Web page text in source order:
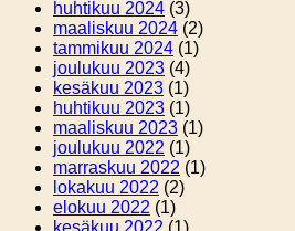
huhtikuu 2024 (3)
maaliskuu 2024 (2)
tammikuu 2024 (1)
joulukuu 2023 (4)
kesäkuu 2023 (1)
huhtikuu 2023 (1)
maaliskuu 2023 (1)
joulukuu 2022 (1)
marraskuu 2022 (1)
lokakuu 2022 (2)
elokuu 2022 (1)